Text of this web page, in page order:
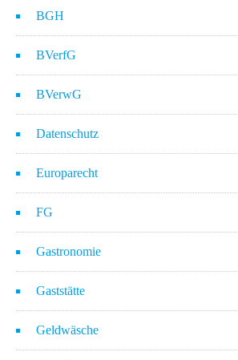
BGH
BVerfG
BVerwG
Datenschutz
Europarecht
FG
Gastronomie
Gaststätte
Geldwäsche